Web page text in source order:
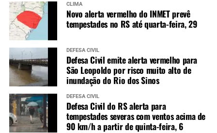
CLIMA
Novo alerta vermelho do INMET prevê
tempestades no RS até quarta-feira, 29
DEFESA CIVIL
Defesa Civil emite alerta vermelho para
São Leopoldo por risco muito alto de
inundação do Rio dos Sinos
DEFESA CIVIL
Defesa Civil do RS alerta para
tempestades severas com ventos acima de
90 km/h a partir de quinta-feira, 6